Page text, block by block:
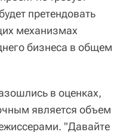
претендовать
механизмах
бизнеса в общем
в оценках,
является объем
"Давайте